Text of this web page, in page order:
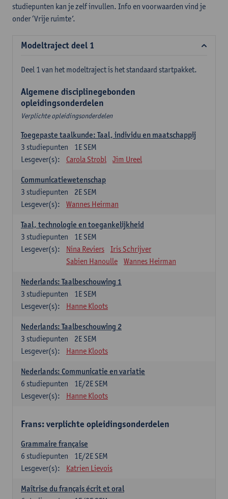
studiepunten kan je zelf invullen. Info en voorwaarden vind je
onder ‘Vrije ruimte’.
Modeltraject deel 1
Deel 1 van het modeltraject is het standaard startpakket.
Algemene disciplinegebonden
opleidingsonderdelen
Verplichte opleidingsonderdelen
Toegepaste taalkunde: Taal, individu en maatschappij
1E SEM
3 studiepunten
Lesgever(s):
Carola Strobl Jim Ureel
Communicatiewetenschap
2E SEM
3 studiepunten
Lesgever(s):
Wannes Heirman
Taal, technologie en toegankelijkheid
1E SEM
3 studiepunten
Lesgever(s):
Nina Reviers
Iris Schrijver
Sabien Hanoulle
Wannes Heirman
Nederlands: Taalbeschouwing 1
1E SEM
3 studiepunten
Lesgever(s):
Hanne Kloots
Nederlands: Taalbeschouwing 2
2E SEM
3 studiepunten
Lesgever(s):
Hanne Kloots
Nederlands: Communicatie en variatie
1E/2E SEM
6 studiepunten
Lesgever(s):
Hanne Kloots
Frans: verplichte opleidingsonderdelen
Grammaire française
1E/2E SEM
6 studiepunten
Lesgever(s):
Katrien Lievois
Maîtrise du français écrit et oral